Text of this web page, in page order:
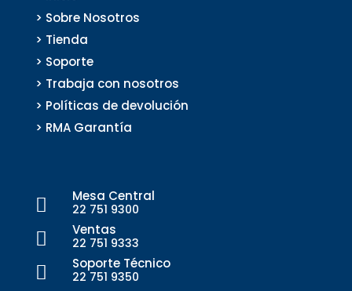
> Sobre Nosotros
> Tienda
> Soporte
> Trabaja con nosotros
> Políticas de devolución
> RMA Garantía
 Mesa Central
22 751 9300
 Ventas
22 751 9333
 Soporte Técnico
22 751 9350